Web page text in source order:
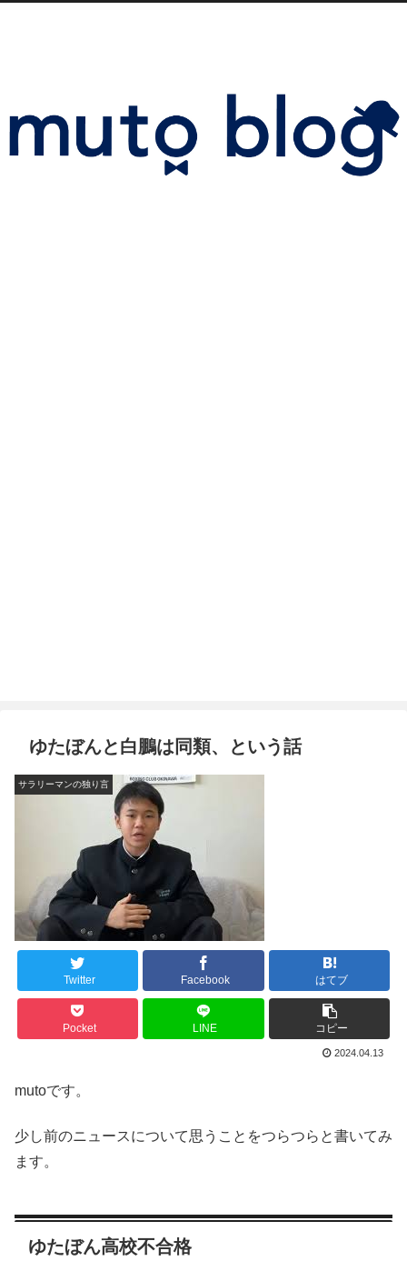
ゆたぼんと白鵬は同類、という話
サラリーマンの独り言
Twitter Facebook はてブ
Pocket LINE コピー
2024.04.13
mutoです。
少し前のニュースについて思うことをつらつらと書いてみ
ます。
ゆたぼん高校不合格